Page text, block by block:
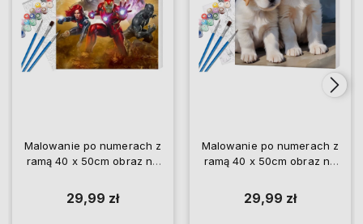
Malowanie po numerach z
ramą 40 x 50cm obraz na
29,99 zł
Malowanie po numerach z
ramą 40 x 50cm obraz na
29,99 zł